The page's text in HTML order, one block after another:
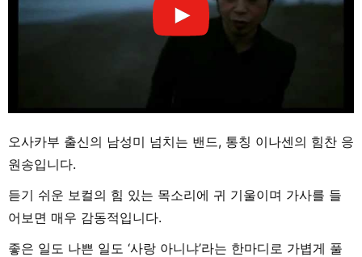
오사카부 출신의 남성미 넘치는 밴드, 통칭 이나센의 힘찬 응
원송입니다.
듣기 쉬운 보컬의 힘 있는 목소리에 귀 기울이며 가사를 들
어보면 매우 감동적입니다.
좋은 일도 나쁜 일도 ‘사랑 아니냐’라는 한마디로 가볍게 풀